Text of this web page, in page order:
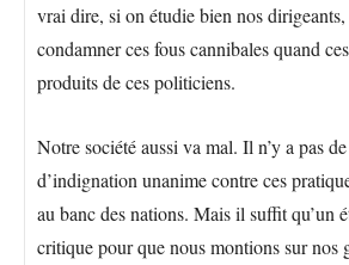
vrai dire, si on étudie bien nos
condamner ces fous cannibales quand
produits de ces politiciens.
Notre société aussi va mal. Il n’y a pas
d’indignation unanime contre ces
au banc des nations. Mais il suffit qu’un
critique pour que nous montions sur